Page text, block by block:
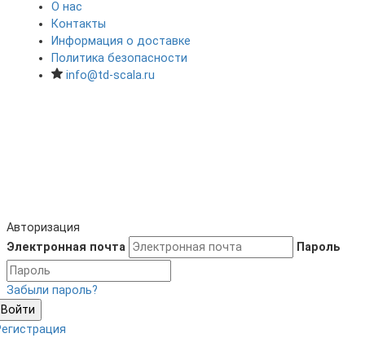
О нас
Контакты
Информация о доставке
Политика безопасности
info@td-scala.ru
Авторизация
Электронная почта
Пароль
Забыли пароль?
Войти